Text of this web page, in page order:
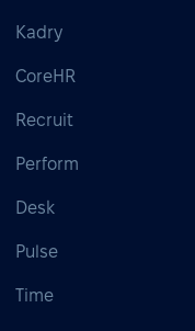
Kadry
CoreHR
Recruit
Perform
Desk
Pulse
Time